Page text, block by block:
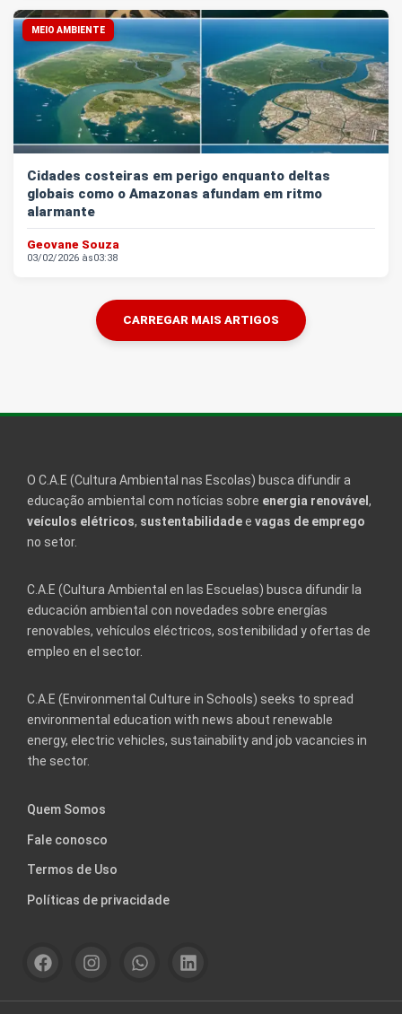
MEIO AMBIENTE
Cidades costeiras em perigo enquanto deltas
globais como o Amazonas afundam em ritmo
alarmante
Geovane Souza
03/02/2026 às03:38
CARREGAR MAIS ARTIGOS
O C.A.E (Cultura Ambiental nas Escolas) busca difundir a
educação ambiental com notícias sobre energia renovável ,
veículos elétricos, sustentabilidadee vagas de emprego
no setor.
C.A.E (Cultura Ambiental en las Escuelas) busca difundir la
educación ambiental con novedades sobre energías
renovables, vehículos eléctricos, sostenibilidad y ofertas de
empleo en el sector.
C.A.E (Environmental Culture in Schools) seeks to spread
environmental education with news about renewable
energy, electric vehicles, sustainability and job vacancies in
the sector.
Quem Somos
Fale conosco
Termos de Uso
Políticas de privacidade